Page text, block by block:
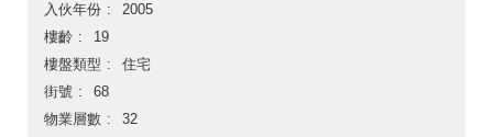
入伙年份
2005
樓齡
19
樓盤類型
住宅
街號
68
物業層數
32